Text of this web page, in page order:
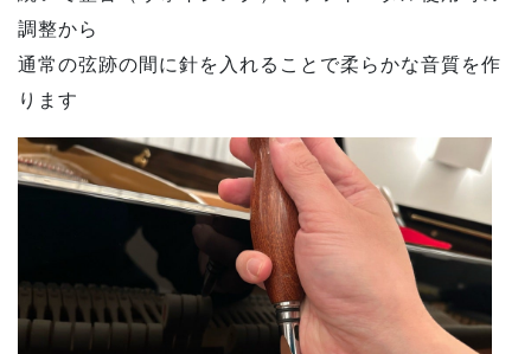
調整から
通常の弦跡の間に針を入れることで柔らかな音質を作
ります